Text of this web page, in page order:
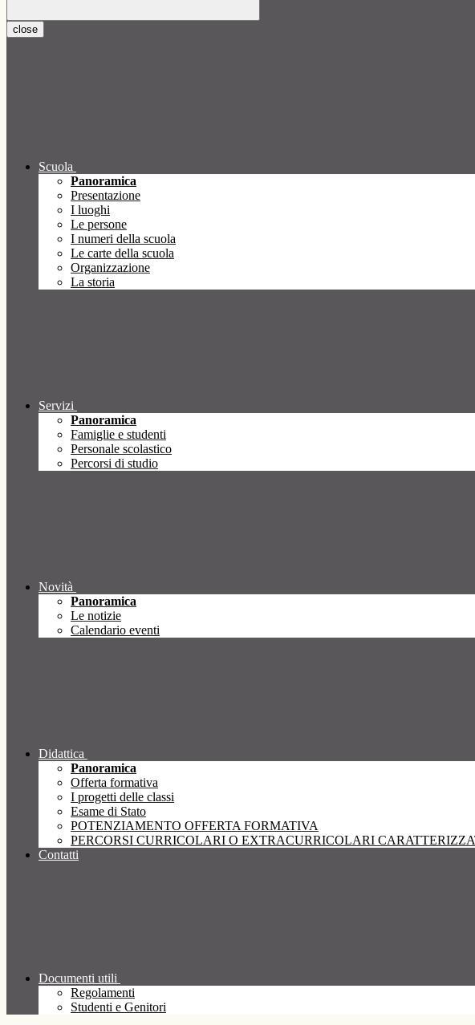
close
Scuola
Panoramica
Presentazione
I luoghi
Le persone
I numeri della scuola
Le carte della scuola
Organizzazione
La storia
Servizi
Panoramica
Famiglie e studenti
Personale scolastico
Percorsi di studio
Novità
Panoramica
Le notizie
Calendario eventi
Didattica
Panoramica
Offerta formativa
I progetti delle classi
Esame di Stato
POTENZIAMENTO OFFERTA FORMATIVA
PERCORSI CURRICOLARI O EXTRACURRICOLARI
Contatti
Documenti utili
Regolamenti
Studenti e Genitori